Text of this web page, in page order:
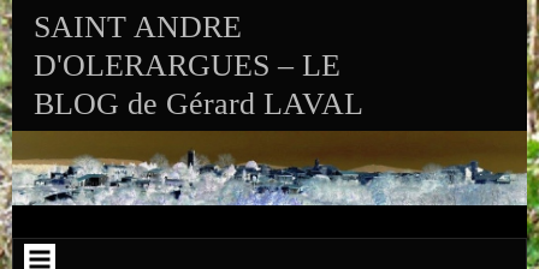
Skip to VISITS_COUNTER_WIDGET
SAINT ANDRE
D'OLERARGUES – LE
BLOG de Gérard LAVAL